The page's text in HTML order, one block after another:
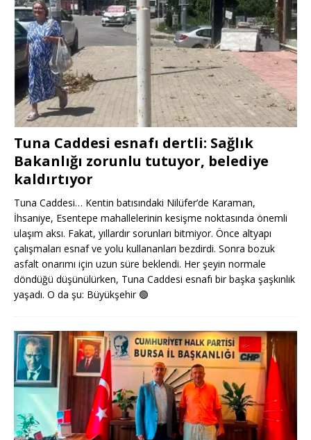
Tuna Caddesi esnafı dertli: Sağlık
Bakanlığı zorunlu tutuyor, belediye
kaldırtıyor
Tuna Caddesi… Kentin batısındaki Nilüfer’de Karaman,
İhsaniye, Esentepe mahallelerinin kesişme noktasında önemli
ulaşım aksı. Fakat, yıllardır sorunları bitmiyor. Önce altyapı
çalışmaları esnaf ve yolu kullananları bezdirdi. Sonra bozuk
asfalt onarımı için uzun süre beklendi. Her şeyin normale
döndüğü düşünülürken, Tuna Caddesi esnafı bir başka şaşkınlık
yaşadı. O da şu: Büyükşehir 🟢